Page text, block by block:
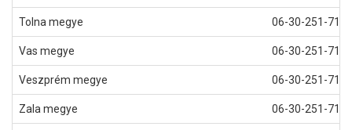
Tolna megye 06-30-251-71-
Vas megye 06-30-251-71-
Veszprém megye 06-30-251-71-
Zala megye 06-30-251-71-